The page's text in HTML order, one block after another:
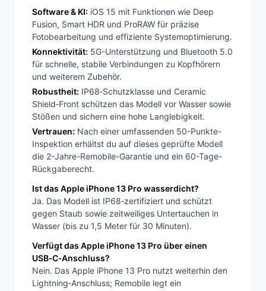
Software & KI: iOS 15 mit Funktionen wie Deep
Fusion, Smart HDR und ProRAW für präzise
Fotobearbeitung und effiziente Systemoptimierung.
Konnektivität: 5G-Unterstützung und Bluetooth 5.0
für schnelle, stabile Verbindungen zu Kopfhörern
und weiterem Zubehör.
Robustheit: IP68‑Schutzklasse und Ceramic
Shield‑Front schützen das Modell vor Wasser sowie
Stößen und sichern eine hohe Langlebigkeit.
Vertrauen: Nach einer umfassenden 50-Punkte-
Inspektion erhältst du auf dieses geprüfte Modell
die 2-Jahre-Remobile-Garantie und ein 60-Tage-
Rückgaberecht.
Ist das Apple iPhone 13 Pro wasserdicht?
Ja. Das Modell ist IP68‑zertifiziert und schützt
gegen Staub sowie zeitweiliges Untertauchen in
Wasser (bis zu 1,5 Meter für 30 Minuten).
Verfügt das Apple iPhone 13 Pro über einen
USB‑C‑Anschluss?
Nein. Das Apple iPhone 13 Pro nutzt weiterhin den
Lightning‑Anschluss; Remobile legt ein